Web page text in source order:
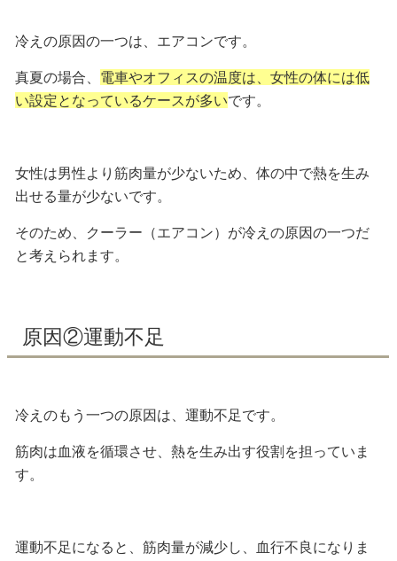
冷えの原因の一つは、 エアコンです。
真夏の場合、 電車やオフィスの温度は、女性の体には低
い設定となっているケースが多いです。
女性は男性より筋肉量が少ないため、体の中で熱を生み
出せる量が少ないです。
そのため、クーラー（エアコン）が冷えの原因の一つだ
と考えられます。
原因②運動不足
冷えのもう一つの原因は、 運動不足です。
筋肉は血液を循環させ、熱を生み出す役割を担っていま
す。
運動不足になると、筋肉量が減少し、血行不良になりま